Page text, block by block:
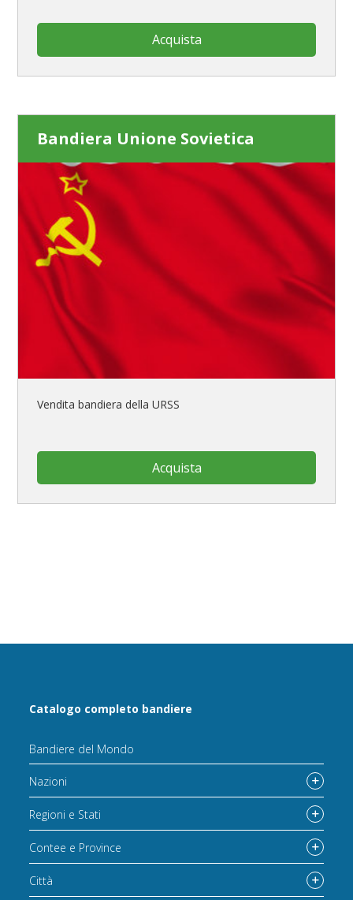
Acquista
Bandiera Unione Sovietica
Vendita bandiera della URSS
Acquista
Catalogo completo bandiere
Bandiere del Mondo
Nazioni
Regioni e Stati
Contee e Province
Città